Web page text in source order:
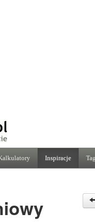
Inspiracje